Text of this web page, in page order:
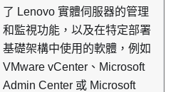
了 Lenovo 實體伺服器的管理
和監視功能，以及在特定部署
基礎架構中使用的軟體，例如
VMware vCenter、Microsoft
Admin Center 或 Microsoft